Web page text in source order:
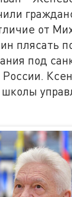
от
плясать
под
школы